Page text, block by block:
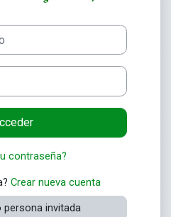
nueva cuenta
contraseña?
Crear nueva cuenta
persona invitada